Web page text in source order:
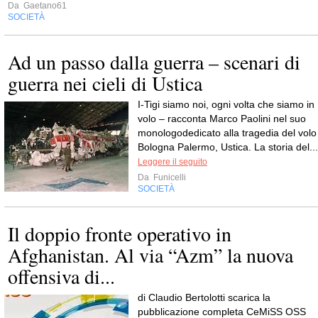
Da Gaetano61
SOCIETÀ
Ad un passo dalla guerra – scenari di
guerra nei cieli di Ustica
I-Tigi siamo noi, ogni volta che siamo in
volo – racconta Marco Paolini nel suo
monologodedicato alla tragedia del volo
Bologna Palermo, Ustica. La storia del...
Leggere il seguito
Da Funicelli
SOCIETÀ
Il doppio fronte operativo in
Afghanistan. Al via “Azm” la nuova
offensiva di...
di Claudio Bertolotti scarica la
pubblicazione completa CeMiSS OSS